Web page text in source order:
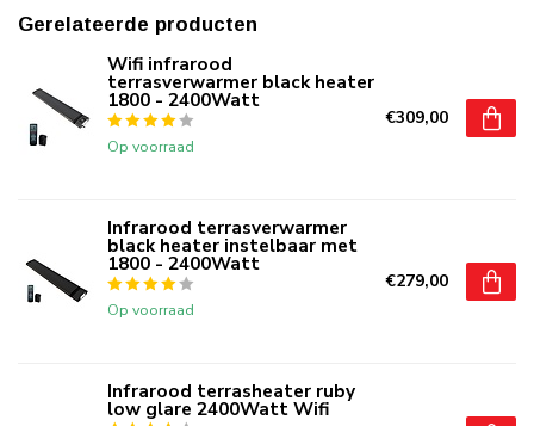
Gerelateerde producten
Wifi infrarood
terrasverwarmer black heater
1800 - 2400Watt
Op voorraad
€309,00
Infrarood terrasverwarmer
black heater instelbaar met
1800 - 2400Watt
Op voorraad
€279,00
Infrarood terrasheater ruby
low glare 2400Watt Wifi